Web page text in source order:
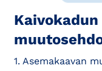
1. Asemakaavan